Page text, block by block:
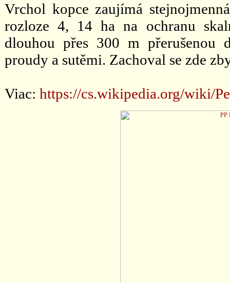
Vrchol kopce zaujímá
rozloze 4, 14 ha na ochranu
dlouhou přes 300 m přerušenou
proudy a sutěmi. Zachoval se zde
Viac: https://cs.wikipedia.org/wiki/